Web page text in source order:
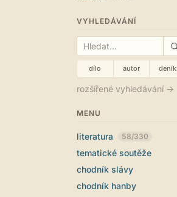
VYHLEDÁVÁNÍ
dílo autor deník
rozšířené vyhledávání →
MENU
literatura 58/330
tematické soutěže
chodník slávy
chodník hanby